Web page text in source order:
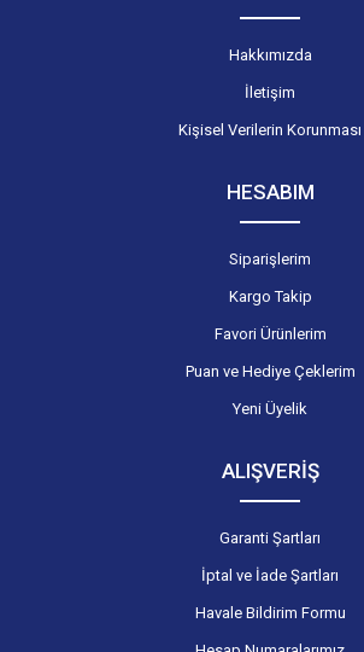
Hakkımızda
İletişim
Kişisel Verilerin Korunması
HESABIM
Siparişlerim
Kargo Takip
Favori Ürünlerim
Puan ve Hediye Çeklerim
Yeni Üyelik
ALIŞVERİŞ
Garanti Şartları
İptal ve İade Şartları
Havale Bildirim Formu